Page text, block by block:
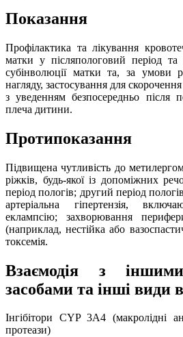
Показання
Профілактика та лікування
матки у післяпологовий період та
субінволюції матки та, за умови
нагляду, застосування для
з уведенням безпосередньо після
плеча дитини.
Протипоказання
Підвищена чутливість до
ріжків, будь-якої із допоміжних
період пологів; другий період
артеріальна гіпертензія,
еклампсію; захворювання
(наприклад, нестійка або
токсемія.
Взаємодія з
засобами та інші види
Інгібітори CYP 3A4 (макролідні
протеази)